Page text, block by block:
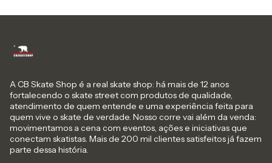
A CB Skate Shop é a real skate shop: há mais de 12 anos
fortalecendo o skate street com produtos de qualidade,
atendimento de quem entende e uma experiência feita para
quem vive o skate de verdade. Nosso corre vai além da venda:
movimentamos a cena com eventos, ações e iniciativas que
conectam skatistas. Mais de 200 mil clientes satisfeitos já fazem
parte dessa história.